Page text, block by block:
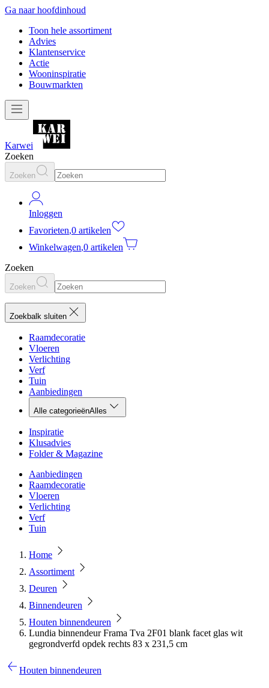
Ga naar hoofdinhoud
Toon hele assortiment
Advies
Klantenservice
Actie
Wooninspiratie
Bouwmarkten
Karwei
Zoeken
Zoeken
Inloggen
Favorieten,0 artikelen
Winkelwagen,0 artikelen
Zoeken
Zoeken
Zoekbalk sluiten
Raamdecoratie
Vloeren
Verlichting
Verf
Tuin
Aanbiedingen
Alle categorieënAlles
Inspiratie
Klusadvies
Folder & Magazine
Aanbiedingen
Raamdecoratie
Vloeren
Verlichting
Verf
Tuin
Home
Assortiment
Deuren
Binnendeuren
Houten binnendeuren
Lundia binnendeur Frama Tva 2F01 blank facet glas wit
gegrondverfd opdek rechts 83 x 231,5 cm
Houten binnendeuren